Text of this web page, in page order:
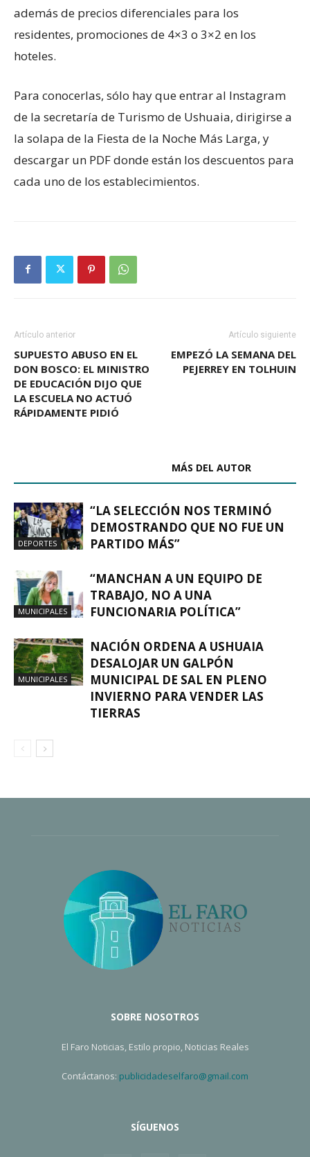
además de precios diferenciales para los
residentes, promociones de 4×3 o 3×2 en los
hoteles.
Para conocerlas, sólo hay que entrar al Instagram
de la secretaría de Turismo de Ushuaia, dirigirse a
la solapa de la Fiesta de la Noche Más Larga, y
descargar un PDF donde están los descuentos para
cada uno de los establecimientos.
Artículo anterior
SUPUESTO ABUSO EN EL
DON BOSCO: EL MINISTRO
DE EDUCACIÓN DIJO QUE
LA ESCUELA NO ACTUÓ
RÁPIDAMENTE PIDIÓ
Artículo siguiente
EMPEZÓ LA SEMANA DEL
PEJERREY EN TOLHUIN
MÁS DEL AUTOR
DEPORTES
“LA SELECCIÓN NOS TERMINÓ
DEMOSTRANDO QUE NO FUE UN
PARTIDO MÁS”
MUNICIPALES
“MANCHAN A UN EQUIPO DE
TRABAJO, NO A UNA
FUNCIONARIA POLÍTICA”
MUNICIPALES
NACIÓN ORDENA A USHUAIA
DESALOJAR UN GALPÓN
MUNICIPAL DE SAL EN PLENO
INVIERNO PARA VENDER LAS
TIERRAS
SOBRE NOSOTROS
El Faro Noticias, Estilo propio, Noticias Reales
Contáctanos: publicidadeselfaro@gmail.com
SÍGUENOS